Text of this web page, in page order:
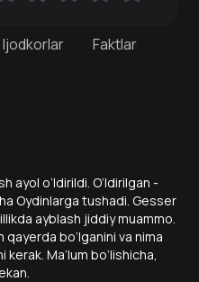
Ijodkorlar Faktlar
ayol o‘ldirildi. O‘ldirilgan -
Oydinlarga tushadi. Gesser
ayblash jiddiy muammo.
bo‘lganini va nima
Ma’lum bo‘lishicha,